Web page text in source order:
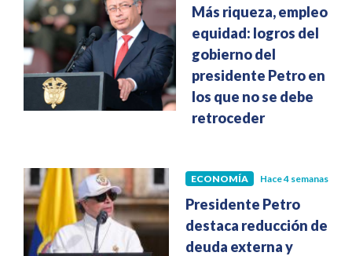
Más riqueza, empleo y
equidad: logros del
gobierno del
presidente Petro en
los que no se debe
retroceder
ECONOMÍA Hace 4 semanas
Presidente Petro
destaca reducción de
deuda externa y